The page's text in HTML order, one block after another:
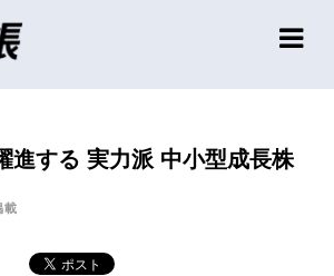
進する 実力派 中小型成長株
載